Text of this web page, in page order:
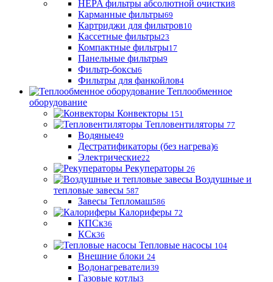
HEPA фильтры абсолютной очистки8
Карманные фильтры69
Картриджи для фильтров10
Кассетные фильтры23
Компактные фильтры17
Панельные фильтры9
Фильтр-боксы6
Фильтры для фанкойлов4
Теплообменное
оборудование
Конвекторы 151
Тепловентиляторы 77
Водяные49
Дестратификаторы (без нагрева)6
Электрические22
Рекуператоры 26
Воздушные и
тепловые завесы 587
Завесы Тепломаш586
Калориферы 72
КПСк36
КСк36
Тепловые насосы 104
Внешние блоки 24
Водонагреватели39
Газовые котлы3